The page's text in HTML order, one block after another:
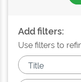
Add filters:
Use filters to